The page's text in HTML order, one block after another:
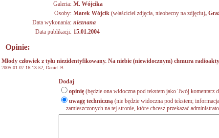
Galeria: M. Wójcika
Osoby: Marek Wójcik (właściciel zdjęcia, nieobecny na zdjęciu),
Data wykonania: nieznana
Data publikacji: 15.01.2004
Opinie:
Młody człowiek z tyłu niezidentyfikowany. Na niebie (niewidocznym) chmura
2005-01-07 16:13:52, Daniel B.
Dodaj
opinię (będzie ona widoczna pod tekstem jako Twój komentarz
uwagę techniczną (nie będzie widoczna pod tekstem;
zamieszczonych na tej stronie, które chcesz przekazać